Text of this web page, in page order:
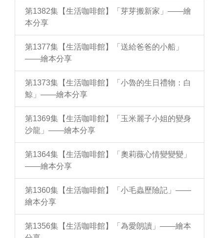
第1382集【生活咖啡館】「芽芽搬新家」——繪
本分享
第1377集【生活咖啡館】「送給爸爸的小船」
——繪本分享
第1373集【生活咖啡館】「小魯的生日禮物：白
鯨」——繪本分享
第1369集【生活咖啡館】「玉米麗子小姐的變身
沙龍」——繪本分享
第1364集【生活咖啡館】「奧莉薇心情變變變」
——繪本分享
第1360集【生活咖啡館】「小毛蟲歷險記」——
繪本分享
第1356集【生活咖啡館】「為愛朗讀」——繪本